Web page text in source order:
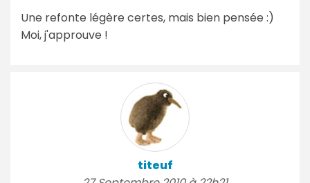
Une refonte légère certes, mais bien pensée :)
Moi, j'approuve !
titeuf